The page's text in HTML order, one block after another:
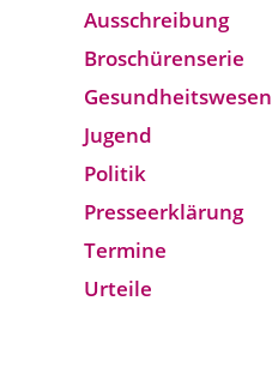
Ausschreibung
Broschürenserie
Gesund­heits­wesen
Jugend
Politik
Presseerklärung
Termine
Urteile